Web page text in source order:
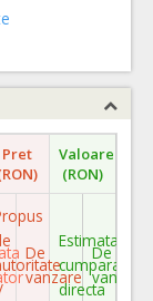
Pret
Valoare
(RON)
De
vanzare
Estimata
cumparare
directa
De
vanzare